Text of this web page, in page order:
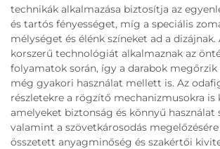
technikák alkalmazása biztosítja az
és tartós fényességet, míg a speciális
mélységet és élénk színeket ad a
korszerű technológiát alkalmaznak az
folyamatok során, így a darabok
még gyakori használat mellett is. Az
részletekre a rögzítő mechanizmusokra is
amelyeket biztonság és könnyű használat
valamint a szövetkárosodás
összetett anyagminőség és szakértői